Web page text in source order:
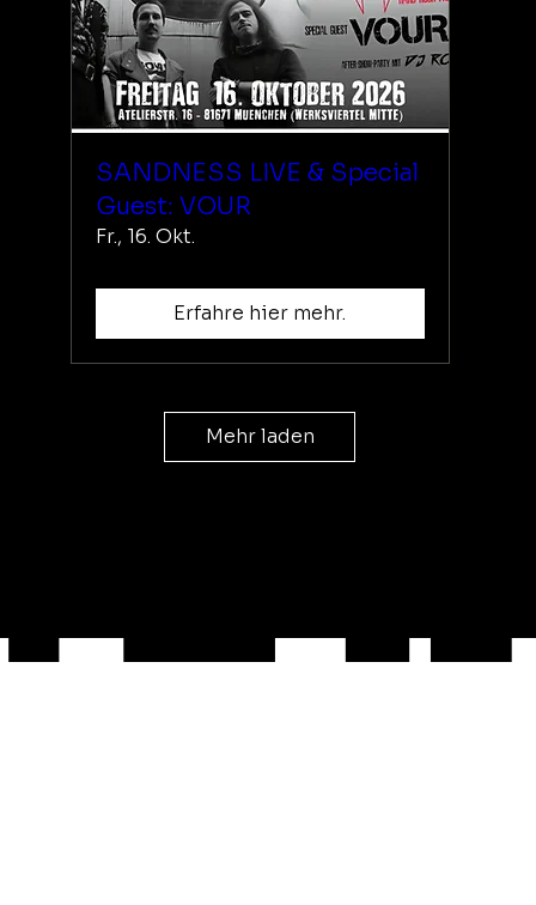
SANDNESS LIVE & Special
Guest: VOUR
Fr., 16. Okt.
Erfahre hier mehr.
Mehr laden